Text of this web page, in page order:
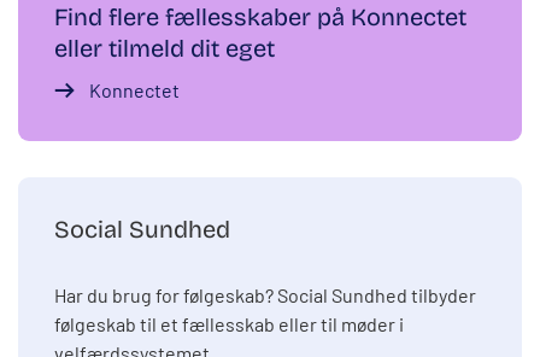
Find flere fællesskaber på Konnectet
eller tilmeld dit eget
Konnectet
Social Sundhed
Har du brug for følgeskab? Social Sundhed tilbyder
følgeskab til et fællesskab eller til møder i